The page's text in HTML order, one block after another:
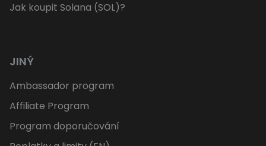
Jak koupit Solana (SOL)?
JINÝ
Ambassador program
Affiliate Program
Program doporučování